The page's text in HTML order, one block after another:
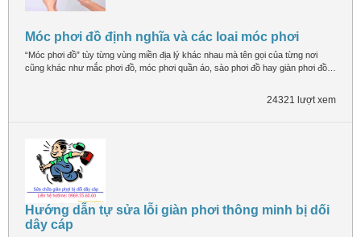
Móc phơi đồ định nghĩa và các loai móc phơi
“Móc phơi đồ” tùy từng vùng miền địa lý khác nhau mà tên gọi của từng nơi
cũng khác như mắc phơi đồ, móc phơi quần áo, sào phơi đồ hay giàn phơi đồ…
24321 lượt xem
Hướng dẫn tự sửa lỗi giàn phơi thông minh bị dối
dây cáp